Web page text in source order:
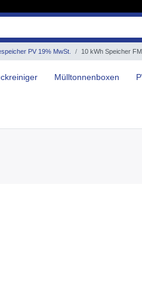
PV 19% MwSt. 10 kWh Speicher
Mülltonnenboxen